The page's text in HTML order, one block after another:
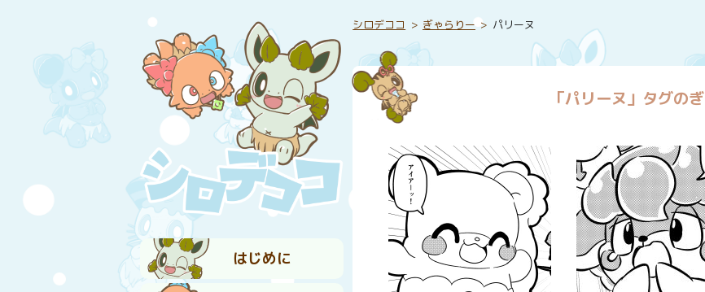
はじめに
シロデココ ぎゃらりー パリーヌ
「パリーヌ」タグの